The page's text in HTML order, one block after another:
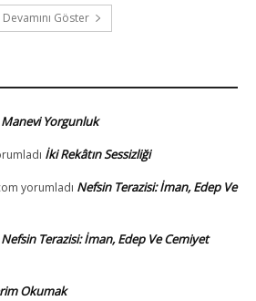
Devamını Göster
Manevi Yorgunluk
İki Rekâtın Sessizliği
yorumladı Nefsin Terazisi: İman, Edep Ve
Nefsin Terazisi: İman, Edep Ve Cemiyet
Okumak